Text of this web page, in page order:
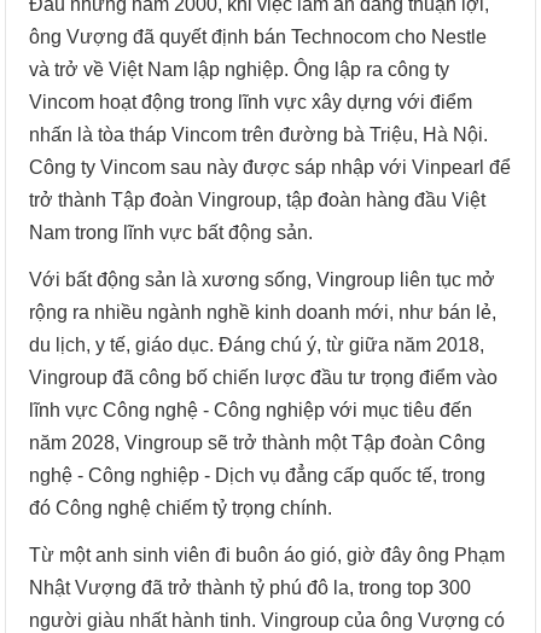
Đầu những năm 2000, khi việc làm ăn đang thuận lợi,
ông Vượng đã quyết định bán Technocom cho Nestle
và trở về Việt Nam lập nghiệp. Ông lập ra công ty
Vincom hoạt động trong lĩnh vực xây dựng với điểm
nhấn là tòa tháp Vincom trên đường bà Triệu, Hà Nội.
Công ty Vincom sau này được sáp nhập với Vinpearl để
trở thành Tập đoàn Vingroup, tập đoàn hàng đầu Việt
Nam trong lĩnh vực bất động sản.
Với bất động sản là xương sống, Vingroup liên tục mở
rộng ra nhiều ngành nghề kinh doanh mới, như bán lẻ,
du lịch, y tế, giáo dục. Đáng chú ý, từ giữa năm 2018,
Vingroup đã công bố chiến lược đầu tư trọng điểm vào
lĩnh vực Công nghệ - Công nghiệp với mục tiêu đến
năm 2028, Vingroup sẽ trở thành một Tập đoàn Công
nghệ - Công nghiệp - Dịch vụ đẳng cấp quốc tế, trong
đó Công nghệ chiếm tỷ trọng chính.
Từ một anh sinh viên đi buôn áo gió, giờ đây ông Phạm
Nhật Vượng đã trở thành tỷ phú đô la, trong top 300
người giàu nhất hành tinh. Vingroup của ông Vượng có